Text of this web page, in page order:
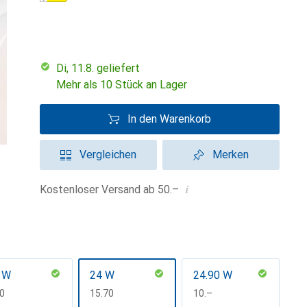
Di, 11.8. geliefert
Mehr als 10 Stück an Lager
In den Warenkorb
Vergleichen Merken
Kostenloser Versand ab 50.– i
24 W
CHF
15.70
24.90 W
CHF
10.–